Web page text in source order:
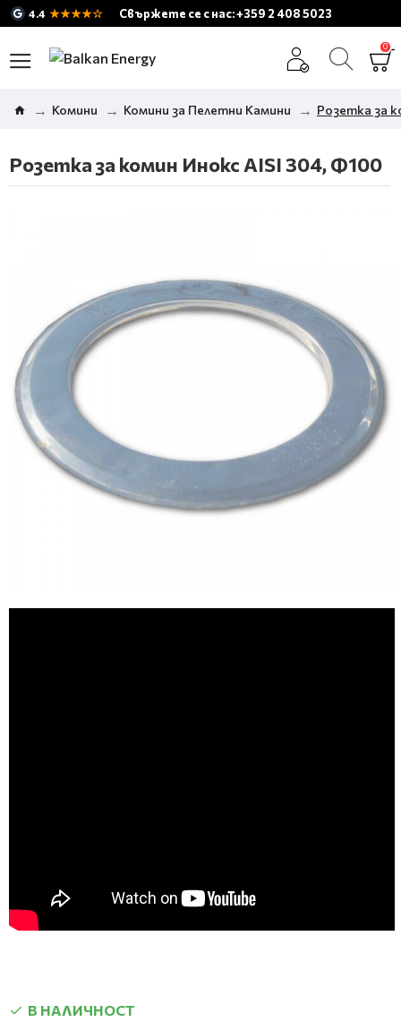
4.4 ★★★★☆ Свържете се с нас: +359 2 408 5023
0
Комини Комини за Пелетни Камини Розетка за
Розетка за комин Инокс AISI 304, Ф100
В НАЛИЧНОСТ